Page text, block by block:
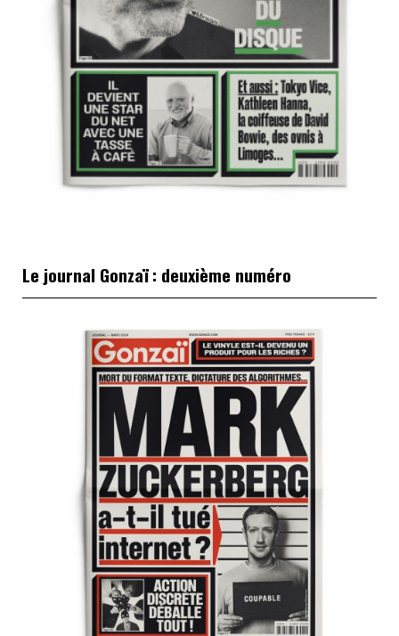
Le journal Gonzaï : deuxième numéro